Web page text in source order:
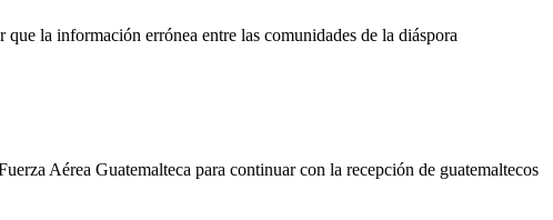
la información errónea entre las comunidades de la diáspora
Aérea Guatemalteca para continuar con la recepción de guatemaltecos